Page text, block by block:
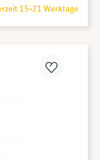
15-21 Werktage